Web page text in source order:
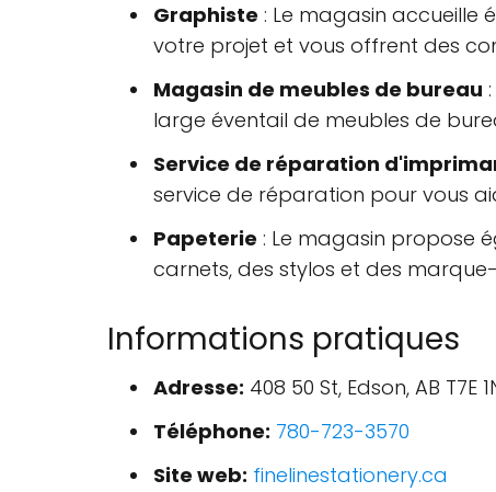
Graphiste : Le magasin accueille
votre projet et vous offrent des
Magasin de meubles de bureau
large éventail de meubles de
Service de réparation
service de réparation pour vous
Papeterie : Le magasin propose
carnets, des stylos et des
Informations pratiques
Adresse: 408 50 St, Edson, AB T7E
Téléphone: 780-723-3570
Site web: finelinestationery.ca